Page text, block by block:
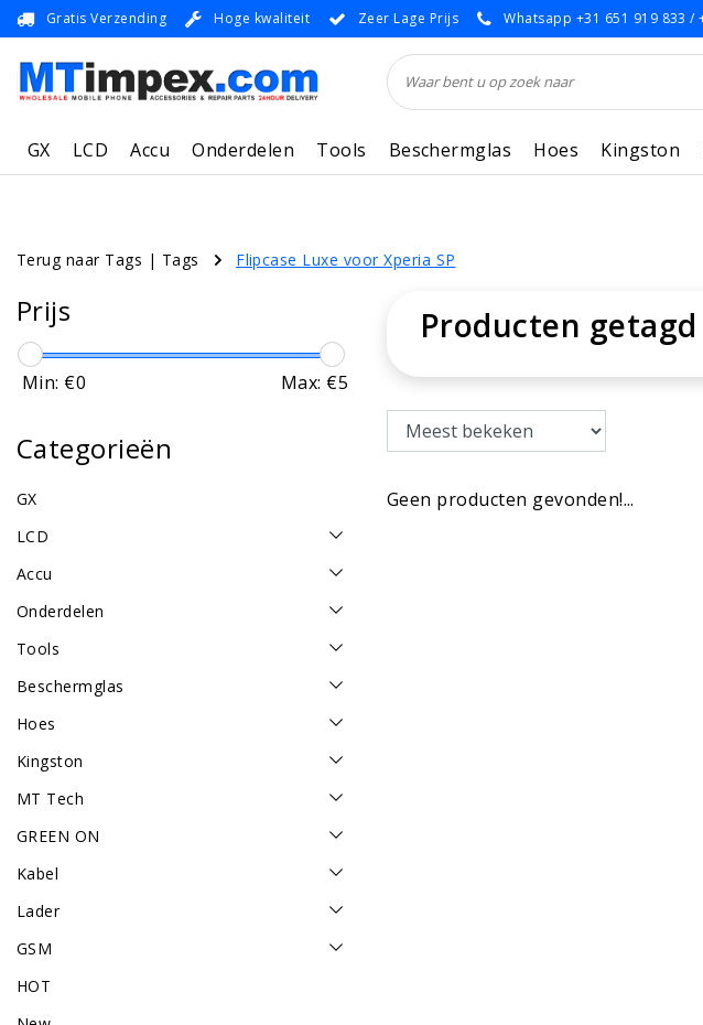
Gratis Verzending Hoge kwaliteit Zeer Lage Prijs Whatsapp +31 651 919 833 /
GX LCD Accu Onderdelen Tools Beschermglas Hoes Kingston
Terug naar Tags | Tags Flipcase Luxe voor Xperia SP
Prijs
Min: €0 Max: €5
Categorieën
GX
LCD
Accu
Onderdelen
Tools
Beschermglas
Hoes
Kingston
MT Tech
GREEN ON
Kabel
Lader
GSM
HOT
Producten
Geen producten gevonden!...